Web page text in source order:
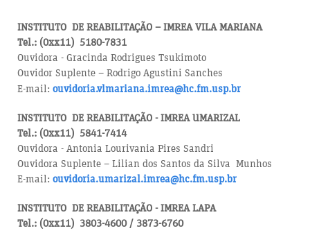
INSTITUTO DE REABILITAÇÃO – IMREA VILA MARIANA
Tel.: (0xx11) 5180-7831
Ouvidora - Gracinda Rodrigues Tsukimoto
Ouvidor Suplente – Rodrigo Agustini Sanches
E-mail: ouvidoria.vlmariana.imrea@hc.fm.usp.br
INSTITUTO DE REABILITAÇÃO - IMREA UMARIZAL
Tel.: (0xx11) 5841-7414
Ouvidora - Antonia Lourivania Pires Sandri
Ouvidora Suplente – Lilian dos Santos da Silva Munhos
E-mail: ouvidoria.umarizal.imrea@hc.fm.usp.br
INSTITUTO DE REABILITAÇÃO - IMREA LAPA
Tel.: (0xx11) 3803-4600 / 3873-6760